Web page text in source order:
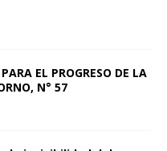
EL PROGRESO DE LA
N° 57